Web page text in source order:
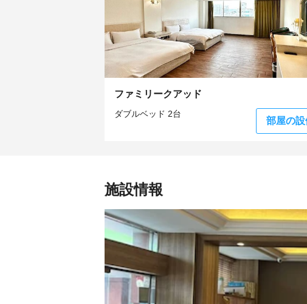
ファミリークアッド
ダブルベッド 2台
部屋の設
施設情報